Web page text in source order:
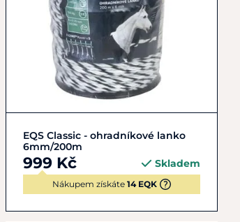
Do košíku
EQS Classic - ohradníkové lanko
6mm/200m
999 Kč Skladem
Nákupem získáte 14 EQK